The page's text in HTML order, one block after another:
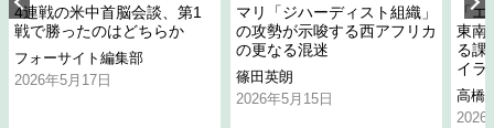
4連戦の米中首脳会談、第1
戦で勝ったのはどちらか
フォーサイト編集部
2026年5月17日
マリ「ジハーディスト組織」
の攻勢が示唆する西アフリカ
の更なる混迷
篠田英朗
2026年5月15日
「
東南
る課
イラ
高橋
2026